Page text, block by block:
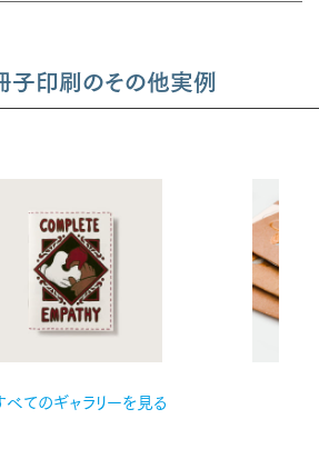
子印刷のその他実例
てのギャラリーを見る